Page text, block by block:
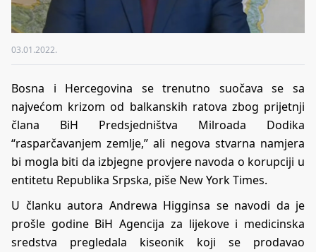
03.01.2022.
Bosna i Hercegovina se trenutno suočava se sa
najvećom krizom od balkanskih ratova zbog prijetnji
člana BiH Predsjedništva Milroada Dodika
“rasparčavanjem zemlje,” ali negova stvarna namjera
bi mogla biti da izbjegne provjere navoda o korupciji u
entitetu Republika Srpska, piše New York Times.
U članku autora Andrewa Higginsa se navodi da je
prošle godine BiH Agencija za lijekove i medicinska
sredstva pregledala kiseonik koji se prodavao